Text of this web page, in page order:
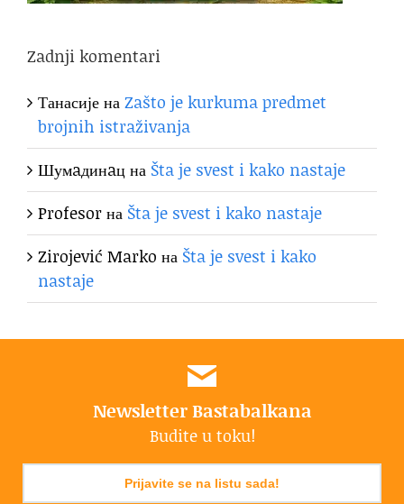
Zadnji komentari
ТанасијенаZašto je kurkuma predmet
brojnih istraživanja
Шумaдинaцна Šta je svest i kako nastaje
Profesorна Šta je svest i kako nastaje
Zirojević Marko на Šta je svest i kako
nastaje
Newsletter Bastabalkana
Budite u toku!
Prijavite se na listu sada!